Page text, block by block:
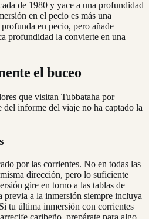
de 1980 y yace a una profundidad
en el pecio es más una
en pecio, pero añade
profundidad la convierte en una
el buceo
que visitan Tubbataha por
del informe del viaje no ha captado la
por las corrientes. No en todas las
dirección, pero lo suficiente
gire en torno a las tablas de
previa a la inmersión siempre incluya
tu última inmersión con corrientes
caribeño, prepárate para algo